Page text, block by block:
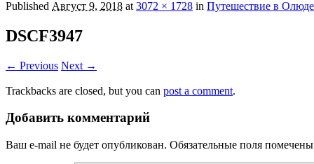
Published Август 9, 2018 at 3072 × 1728 in Путешествие в
DSCF3947
← Previous Next →
Trackbacks are closed, but you can post a comment.
Добавить комментарий
Ваш e-mail не будет опубликован. Обязательные поля помечены